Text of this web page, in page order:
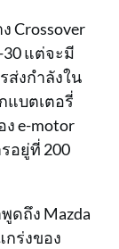
Crossover
แต่จะมี
ส่งกำลังใน
แบตเตอรี่
ง e-motor
อยู่ที่ 200
ดถึง Mazda
กร่งของ